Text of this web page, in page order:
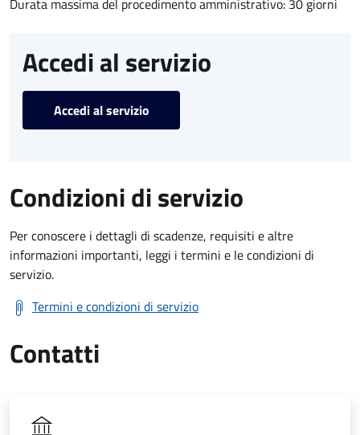
Accedi al servizio
Accedi al servizio
Condizioni di servizio
Per conoscere i dettagli di scadenze, requisiti e altre
informazioni importanti, leggi i termini e le condizioni di
servizio.
Termini e condizioni di servizio
Contatti